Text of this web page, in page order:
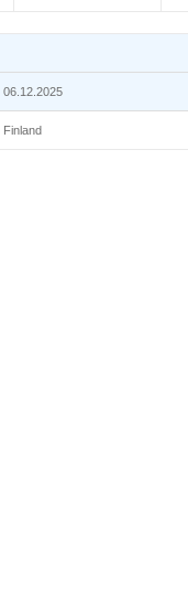
06.12.2025
Finland